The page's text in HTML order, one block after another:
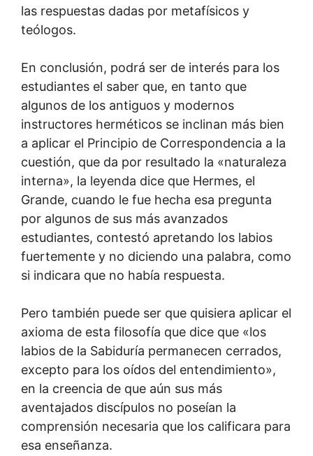
las respuestas dadas por metafísicos y
teólogos.
En conclusión, podrá ser de interés para los
estudiantes el saber que, en tanto que
algunos de los antiguos y modernos
instructores herméticos se inclinan más bien
a aplicar el Principio de Correspondencia a la
cuestión, que da por resultado la «naturaleza
interna», la leyenda dice que Hermes, el
Grande, cuando le fue hecha esa pregunta
por algunos de sus más avanzados
estudiantes, contestó apretando los labios
fuertemente y no diciendo una palabra, como
si indicara que no había respuesta.
Pero también puede ser que quisiera aplicar el
axioma de esta filosofía que dice que «los
labios de la Sabiduría permanecen cerrados,
excepto para los oídos del entendimiento»,
en la creencia de que aún sus más
aventajados discípulos no poseían la
comprensión necesaria que los calificara para
esa enseñanza.